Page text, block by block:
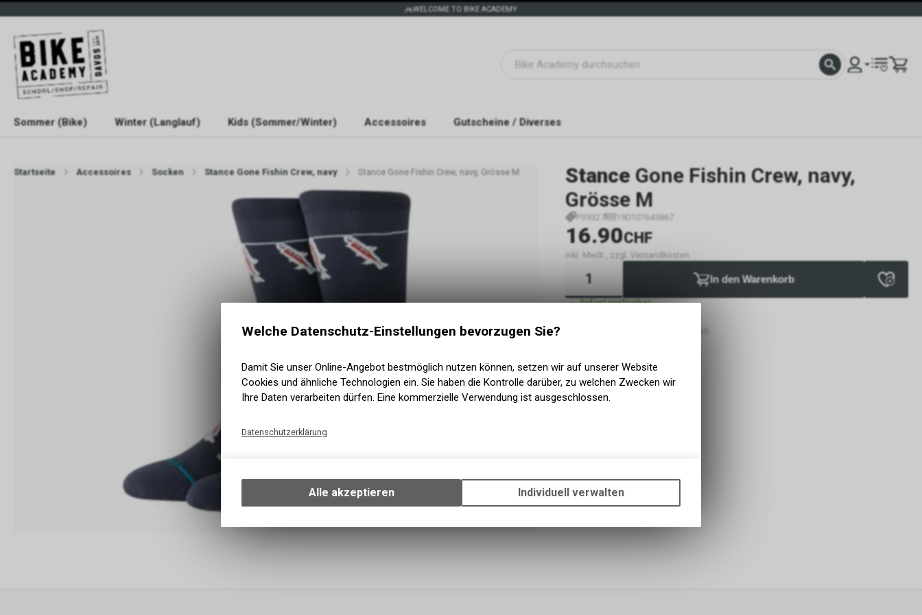
WELCOME TO BIKE ACADEMY
Sommer (Bike) Winter (Langlauf) Kids (Sommer/Winter) Accessoires Gutscheine / Diverses
Startseite Accessoires Socken Stance Gone Fishin Crew, navy Stance Gone Fishin Crew, navy, Grösse M Stance Gone Fishin Crew, navy,
Grösse M
P39327 190107645867
16.90CHF
inkl. MwSt., zzgl. Versandkosten
In den Warenkorb
Sofort verfügbar
Welche Datenschutz-Einstellungen bevorzugen Sie?
Damit Sie unser Online-Angebot bestmöglich nutzen können, setzen wir auf unserer Website
Cookies und ähnliche Technologien ein. Sie haben die Kontrolle darüber, zu welchen Zwecken wir
Ihre Daten verarbeiten dürfen. Eine kommerzielle Verwendung ist ausgeschlossen.
Datenschutzerklärung
Ihrem Gerät, um die grundlegenden Funktionen unseres Online-Angebots, wie die
Verwendung des Warenkorbs, zu ermöglichen. Bitte beachten Sie, dass die
zulassen.
Alle akzeptieren Individuell verwalten